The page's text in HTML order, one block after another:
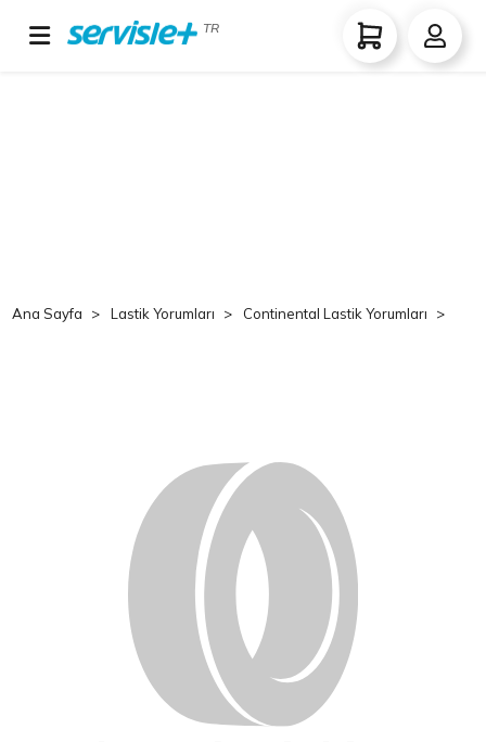
TR
Ana Sayfa Lastik Yorumları Continental Lastik Yorumları